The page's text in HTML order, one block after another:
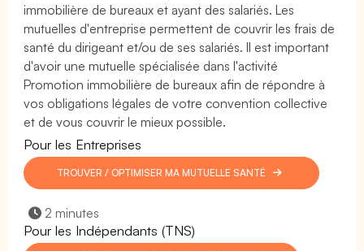
immobilière de bureaux et ayant des salariés. Les
mutuelles d'entreprise permettent de couvrir les frais de
santé du dirigeant et/ou de ses salariés. Il est important
d'avoir une mutuelle spécialisée dans l'activité
Promotion immobilière de bureaux afin de répondre à
vos obligations légales de votre convention collective
et de vous couvrir le mieux possible.
Pour les Entreprises
TROUVER / OPTIMISER MA MUTUELLE SANTÉ
2 minutes
Pour les Indépendants (TNS)